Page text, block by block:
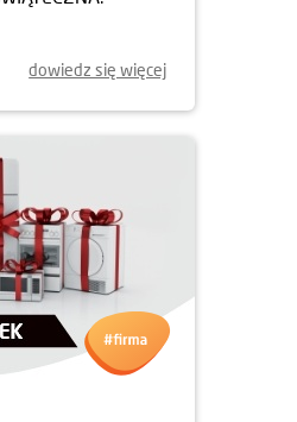
dowiedz się więcej